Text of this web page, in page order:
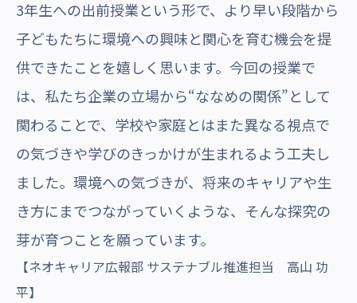
3年生への出前授業という形で、より早い段階から
子どもたちに環境への興味と関心を育む機会を提
供できたことを嬉しく思います。 今回の授業で
は、私たち企業の立場から“ななめの関係”として
関わることで、学校や家庭とはまた異なる視点で
の気づきや学びのきっかけが生まれるよう工夫し
ました。環境への気づきが、将来のキャリアや生
き方にまでつながっていくような、そんな探究の
芽が育つことを願っています。
【ネオキャリア広報部 サステナブル推進担当 高山 功
平】